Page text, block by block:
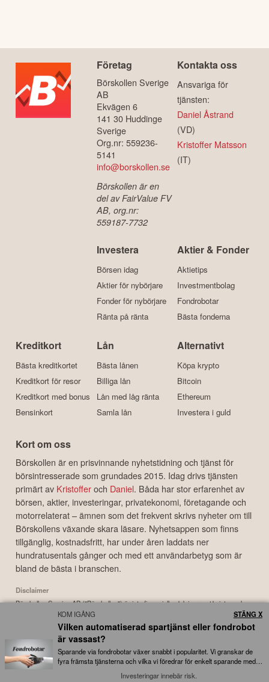
Företag
Börskollen Sverige
AB
Ekvägen 6
141 30 Huddinge
Sverige
Org.nr: 559236-
5141
info@borskollen.se
Börskollen är en
del av FairValue FV
AB, org.nr:
559187-7732
Kontakta oss
Ansvariga för
tjänsten:
Daniel Åstrand
(VD)
Kristoffer Matsson
(IT)
Investera
Börsen idag
Aktier för nybörjare
Fonder för nybörjare
Ränta på ränta
Aktier & Fonder
Aktietips
Investmentbolag
Fondrobotar
Bästa fonderna
Kreditkort
Bästa kreditkortet
Kreditkort för resor
Kreditkort med bonus
Bensinkort
Lån
Bästa lånen
Billiga lån
Lån med låg ränta
Samla lån
Alternativt
Köpa krypto
Bitcoin
Ethereum
Investera i guld
Kort om oss
Börskollen är en prisvinnande nyhetstidning och tjänst för
börsintresserade som grundades 2015. Idag drivs tjänsten
primärt av Kristofferoch Daniel. Båda har stor erfarenhet av
börsen, aktier, investeringar, privatekonomi, företagande och
motorrelaterat – ämnen som det frekvent skrivs nyheter om till
Börskollens växande skara läsare. Nyhetsappen som finns
tillgänglig, kostnadsfritt, har under åren laddats ner
hundratusentals gånger och med ett användarbetyg som är
bland de bästa i branschen.
Disclaimer
Börskollen Sverige AB ("Börskollen") är inte finansiella rådgivare, står inte under
finansinspektionens tillsyn och ger inga råd till dig. Detta innebär att
investeringsbeslut baserade på information som direkt eller indirekt härrörande
från Börskollen eller personer med koppling till Börskollen, alltid fattas
självständigt av investeraren. Börskollen frånsäger sig allt ansvar för eventuell
förlust eller skada av vad slag det må vara som grundar sig på användandet av
material härrörande från tjänsten Börskollen.
KOM IGÅNG
Vilken automatiserad spartjänst eller fondrobot
är vassast?
Sparande via fondrobotar växer snabbt i popularitet. Vi granskar de
fyra främsta tjänsterna och vilka vi föredrar för enkelt sparande med
Investeringar innebär risk.
STÄNG X